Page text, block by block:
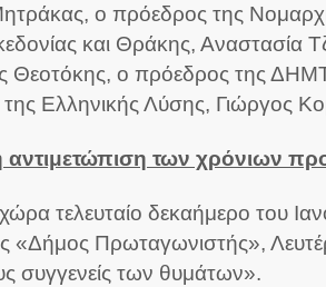
ο πρόεδρος της
και Θράκης, Αναστασία
ο πρόεδρος της
της Ελληνικής Λύσης, Γιώργος
αντιμετώπιση των χρόνιων
τελευταίο δεκαήμερο του
«Δήμος Πρωταγωνιστής»,
συγγενείς των θυμάτων».